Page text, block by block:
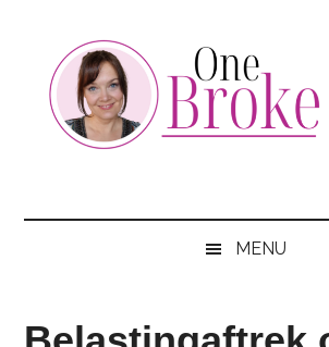
content
secondary
MENU